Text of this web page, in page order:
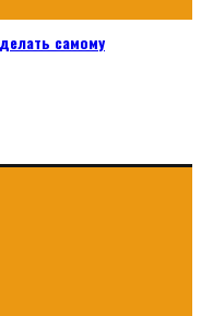
самому